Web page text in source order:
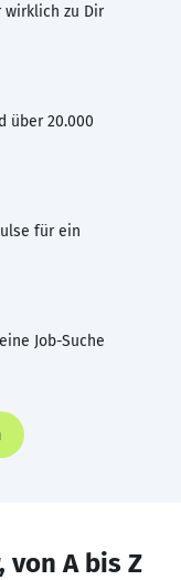
wirklich zu Dir
über 20.000
für ein
Job-Suche
von A bis Z